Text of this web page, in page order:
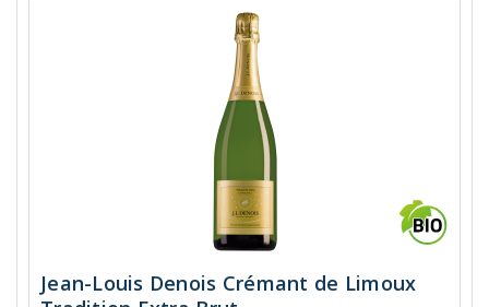
Jean-Louis Denois Crémant de Limoux